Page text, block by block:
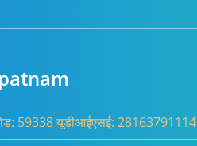
59338 यूडीआईएसई: 28163791114